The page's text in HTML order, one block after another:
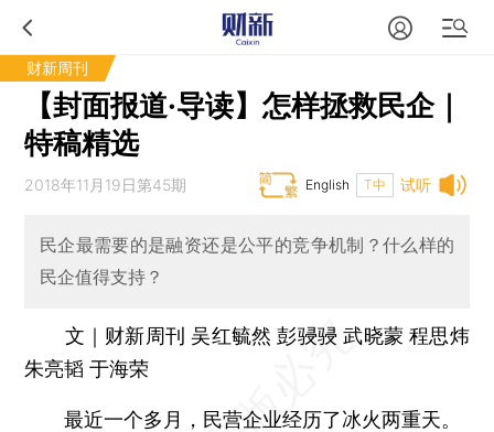
财新周刊
【封面报道·导读】怎样拯救民企｜
特稿精选
试听
2018年11月19日第45期 T中
English
民企最需要的是融资还是公平的竞争机制？什么样的
民企值得支持？
文｜财新周刊 吴红毓然 彭骎骎 武晓蒙 程思炜
朱亮韬 于海荣
最近一个多月，民营企业经历了冰火两重天。